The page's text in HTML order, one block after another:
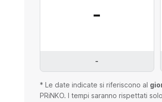
-
-
* Le date indicate si riferiscono al
PRiNKO. I tempi saranno rispettati